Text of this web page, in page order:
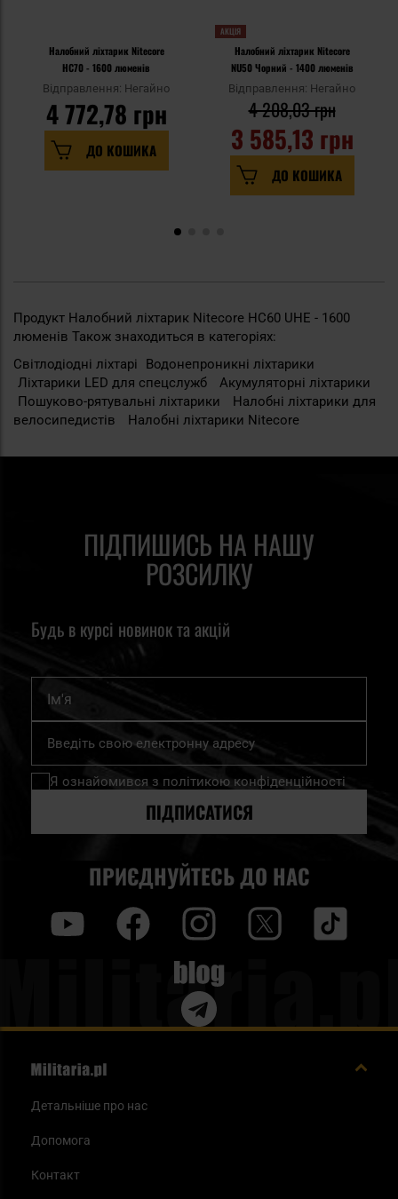
Налобний ліхтарик Nitecore
HC70 - 1600 люменів
Відправлення: Негайно
4 772,78 грн
ДО КОШИКА
АКЦІЯ
Налобний ліхтарик Nitecore
NU50 Чорний - 1400 люменів
Відправлення: Негайно
3 585,13 грн
4 208,03 грн
ДО КОШИКА
Продукт Налобний ліхтарик Nitecore HC60 UHE - 1600
люменів Також знаходиться в категоріях:
Світлодіодні ліхтарі
Водонепроникні ліхтарики
Ліхтарики LED для спецслужб
Акумуляторні ліхтарики
Пошуково-рятувальні ліхтарики
Налобні ліхтарики для
велосипедистів
Налобні ліхтарики Nitecore
ПІДПИШИСЬ НА НАШУ
РОЗСИЛКУ
Будь в курсі новинок та акцій
Підпишіться
нашу
розсилку
Я ознайомився з політикою конфіденційності
ПІДПИСАТИСЯ
ПРИЄДНУЙТЕСЬ ДО НАС
Blog
Детальніше про нас
Допомога
Контакт